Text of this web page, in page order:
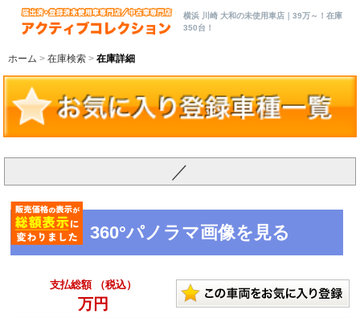
横浜 川崎 大和の未使用車店｜39万～！在庫
350台！
ホーム 在庫検索 在庫詳細
／
360°パノラマ画像を見る
支払総額 （税込）
万円